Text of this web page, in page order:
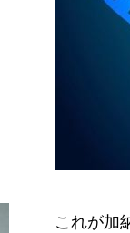
これが加